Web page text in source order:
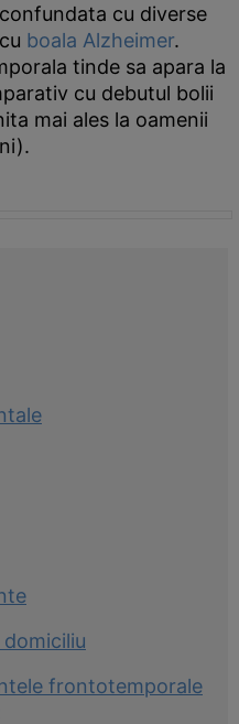
cu diverse
boala Alzheimer.
tinde sa apara la
cu debutul bolii
mai ales la oamenii
frontotemporale